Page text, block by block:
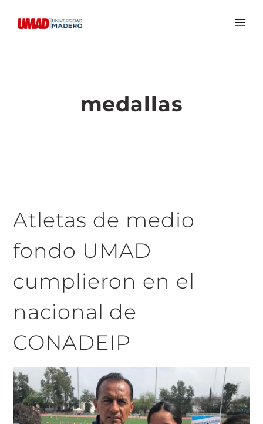
medallas
Atletas de medio
fondo UMAD
cumplieron en el
nacional de
CONADEIP